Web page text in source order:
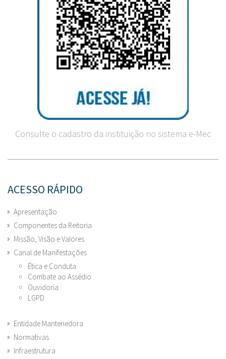
Consulte o cadastro da instituição no sistema e-Mec
ACESSO RÁPIDO
Apresentação
Componentes da Reitoria
Missão, Visão e Valores
Canal de Manifestações
Ética e Conduta
Combate ao Assédio
Ouvidoria
LGPD
Entidade Mantenedora
Normativas
Infraestrutura